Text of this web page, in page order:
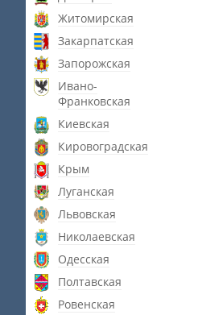
Житомирская
Закарпатская
Запорожская
Ивано-
Франковская
Киевская
Кировоградская
Крым
Луганская
Львовская
Николаевская
Одесская
Полтавская
Ровенская